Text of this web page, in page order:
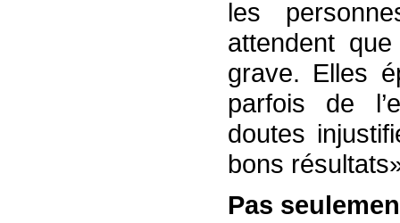
les
attendent
grave. Elles
parfois de
doutes
bons
Pas